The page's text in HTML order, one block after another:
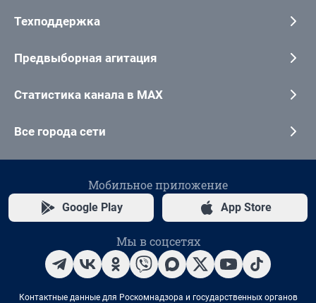
Техподдержка
Предвыборная агитация
Статистика канала в MAX
Все города сети
Мобильное приложение
Google Play App Store
Мы в соцсетях
Контактные данные для Роскомнадзора и государственных органов